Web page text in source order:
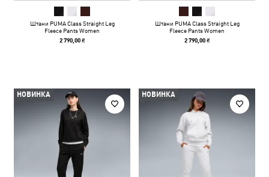
Штани PUMA Class Straight Leg
Fleece Pants Women
2 790,00 ₴
Штани PUMA Class Straight Leg
Fleece Pants Women
2 790,00 ₴
НОВИНКА НОВИНКА